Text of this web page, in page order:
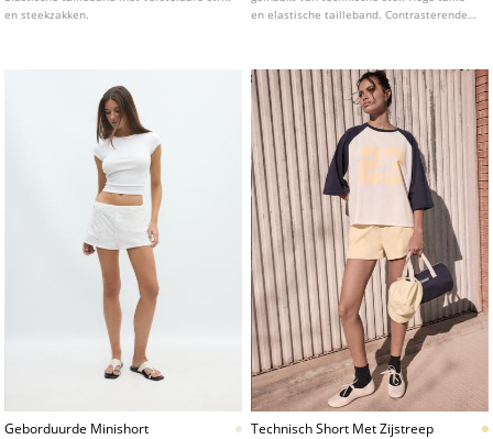
en steekzakken.
en elastische tailleband. Contrasterende
Geborduurde Minishort
Technisch Short Met Zijstreep